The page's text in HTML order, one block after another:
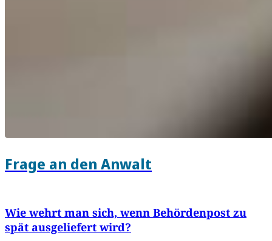
Frage an den Anwalt
Wie wehrt man sich, wenn Behördenpost zu
spät ausgeliefert wird?